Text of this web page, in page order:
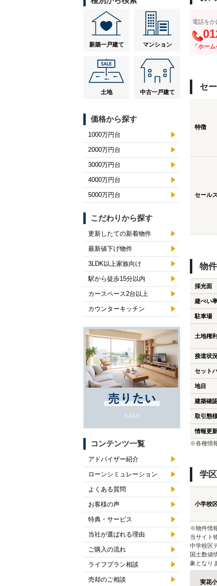
電話を
「ホー
セ
特徴
セール
物
採光面
建ぺい
駐車場
土地権
接道状
セット
地目
建築確
取引態
情報更
※各種情
学
小学校
※物件情
当サイト
中学校区
国土数値
象となり
実花
新築一戸建て マンション
土地 中古一戸建て
価格から探す
1000万円台
2000万円台
3000万円台
4000万円台
5000万円台
こだわりから探す
更新したての新着物件
最新値下げ物件
3LDK以上家族向け
駅から徒歩15分以内
カースペース2台以上
カウンターキッチン
コンテンツ一覧
アドバイザー紹介
ローンシミュレーション
よくある質問
お客様の声
特典・サービス
当社が選ばれる理由
ご購入の流れ
ライフプラン相談
売却のご相談